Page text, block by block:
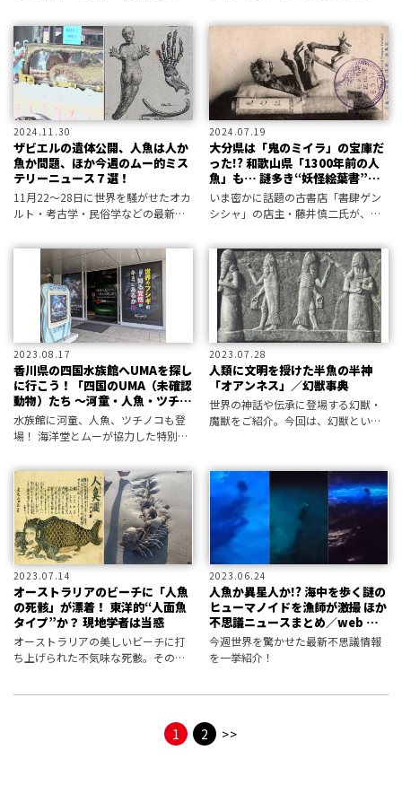
情報研究所と編集部が厳選！
をお届けします。
2024.11.30
ザビエルの遺体公開、人魚は人か
魚か問題、ほか今週のムー的ミス
テリーニュース７選！
11月22～28日に世界を騒がせたオカ
ルト・考古学・民俗学などの最新不
究所と編集部が厳選！
2024.07.19
大分県は「鬼のミイラ」の宝庫だ
った!? 和歌山県「1300年前の人
魚」も… 謎多き“妖怪絵葉書”を
一挙紹介
いま密かに話題の古書店「書肆ゲン
シシャ」の店主・藤井慎二氏が、同
ョンの数々を紹介！
2023.08.17
香川県の四国水族館へUMAを探し
に行こう！「四国のUMA（未確認
動物）たち ～河童・人魚・ツチノ
コの謎に迫る～」現地レポート
水族館に河童、人魚、ツチノコも登
場！ 海洋堂とムーが協力した特別展
2023.07.28
人類に文明を授けた半魚の半神
「オアンネス」／幻獣事典
世界の神話や伝承に登場する幻獣・
魔獣をご紹介。今回は、幻獣という
2023.07.14
オーストラリアのビーチに「人魚
の死骸」が漂着！ 東洋的“人面魚
タイプ”か？ 現地学者は当惑
オーストラリアの美しいビーチに打
ち上げられた不気味な死骸。その正
2023.06.24
人魚か異星人か!? 海中を歩く謎の
ヒューマノイドを漁師が激撮 ほか
不思議ニュースまとめ／web MU
HOT PRESS
今週世界を驚かせた最新不思議情報
を一挙紹介！
1 2 >>